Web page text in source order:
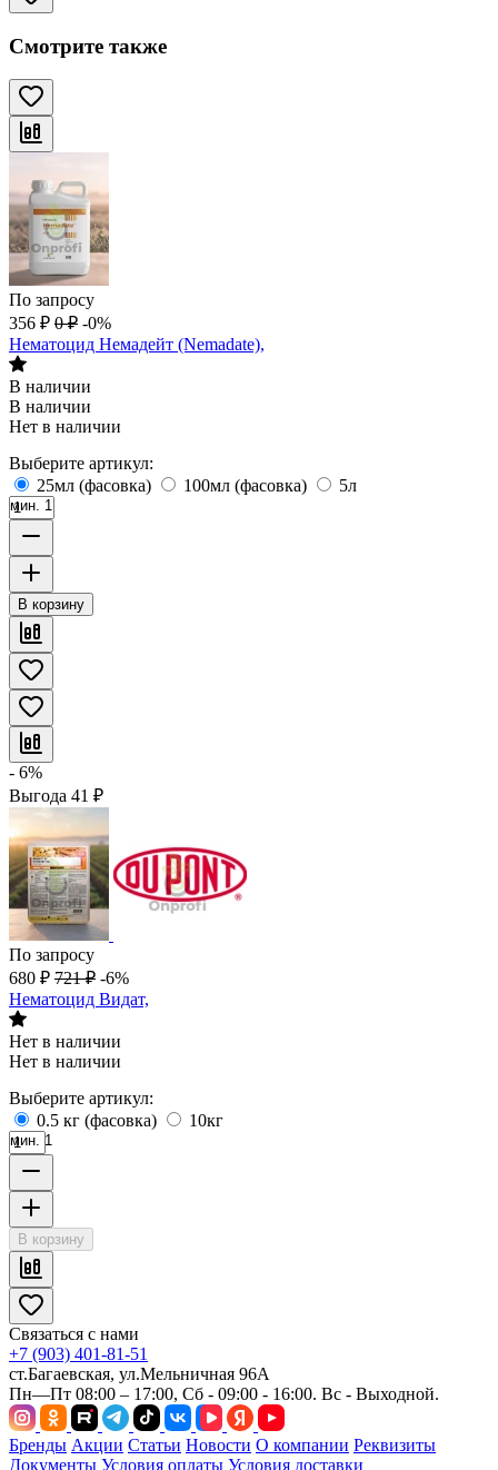
Смотрите также
По запросу
356 ₽ 0 ₽ -0%
Нематоцид Немадейт (Nemadate),
В наличии
В наличии
Нет в наличии
Выберите артикул:
25мл (фасовка)
100мл (фасовка) 5л
мин. 1
В корзину
- 6%
Выгода 41 ₽
По запросу
680 ₽ 721 ₽ -6%
Нематоцид Видат,
Нет в наличии
Нет в наличии
Выберите артикул:
0.5 кг (фасовка)
10кг
мин. 1
В корзину
Связаться с нами
+7 (903) 401-81-51
ст.Багаевская, ул.Мельничная 96А
Пн—Пт 08:00 – 17:00, Сб - 09:00 - 16:00. Вс - Выходной.
Бренды Акции Статьи Новости О компании Реквизиты
Документы Условия оплаты Условия доставки